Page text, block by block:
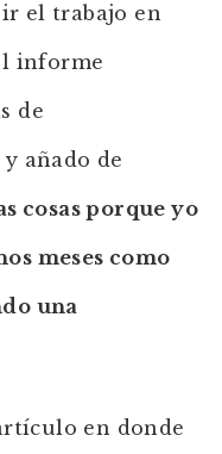
el trabajo en
informe
de
añado de
cosas porque yo
meses como
una
en donde